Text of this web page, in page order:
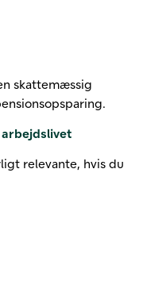
skattemæssig
arbejdslivet
relevante, hvis du